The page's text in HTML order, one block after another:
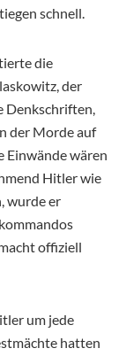
schnell.
die
der
Denkschriften,
der Morde auf
Einwände wären
Hitler wie
wurde er
offiziell
um jede
hatten